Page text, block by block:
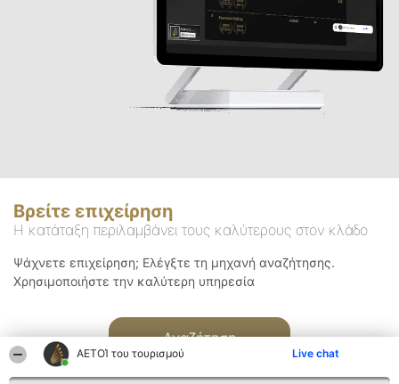
ΑΕΤΟΊ του τουρισμού Live chat
Βρείτε επιχείρηση
Η κατάταξη περιλαμβάνει τους καλύτερους στον κλάδο
Ψάχνετε επιχείρηση; Ελέγξτε τη μηχανή αναζήτησης.
Χρησιμοποιήστε την καλύτερη υπηρεσία
Αναζήτηση